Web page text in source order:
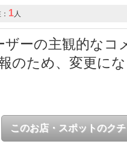
1人
ーの主観的なコ
のため、変更に
このお店・スポットのク